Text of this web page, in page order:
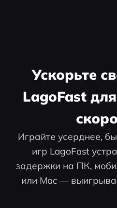
Ускорьте
LagoFast
Играйте усерднее,
игр LagoFast
задержки на ПК,
или Mac —